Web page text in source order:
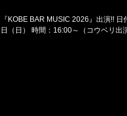
『KOBE BAR MUSIC 2026』出演!! 日
日（日） 時間：16:00～（コウベリ出